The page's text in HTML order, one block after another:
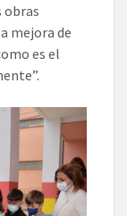
obras
mejora de
es el